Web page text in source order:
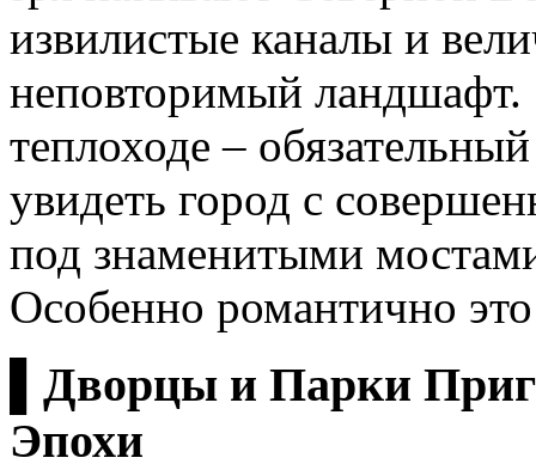
извилистые каналы и
неповторимый ландшафт.
теплоходе –
увидеть город с
под знаменитыми
Особенно романтично
▌Дворцы и Парки
Эпохи